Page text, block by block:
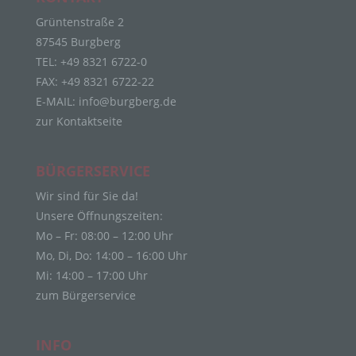
Grüntenstraße 2
87545 Burgberg
TEL: +49 8321 6722-0
FAX: +49 8321 6722-22
E-MAIL: info@burgberg.de
zur Kontaktseite
BÜRGERSERVICE
Wir sind für Sie da!
Unsere Öffnungszeiten:
Mo – Fr: 08:00 – 12:00 Uhr
Mo, Di, Do: 14:00 – 16:00 Uhr
Mi: 14:00 – 17:00 Uhr
zum Bürgerservice
INFO
natürliche Person (im Folgenden „betroffene
Person") beziehen. Als identifizierbar wird eine
natürliche Person angesehen, die direkt oder
indirekt, insbesondere mittels Zuordnung zu einer
Kennnummer, zu Standortdaten, zu einer Online-
Kennung oder zu einem oder mehreren
psychischen, wirtschaftlichen, kulturellen oder
identifiziert werden kann.
b) betroffene Person
Betroffene Person ist jede identifizierte oder
identifizierbare natürliche Person, deren
personenbezogene Daten von dem für die
Verarbeitung Verantwortlichen verarbeitet werden.